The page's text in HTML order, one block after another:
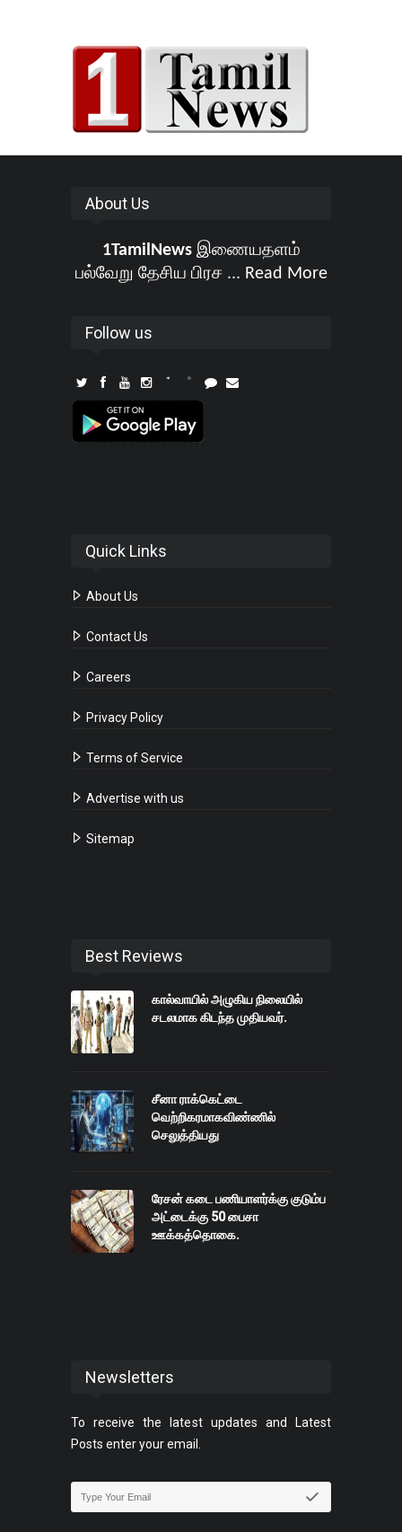
About Us
1TamilNewsஇணையதளம்
பல்வேறு தேசிய பிரச ... Read More
Follow us
Quick Links
About Us
Contact Us
Careers
Privacy Policy
Terms of Service
Advertise with us
Sitemap
Best Reviews
கால்வாயில் அழுகிய நிலையில்
சடலமாக கிடந்த முதியவர்.
சீனா ராக்கெட்டை
வெற்றிகரமாகவிண்ணில்
செலுத்தியது
ரேசன் கடை பணியாளர்க்கு குடும்ப
அட்டைக்கு 50 பைசா
ஊக்கத்தொகை.
Newsletters
To receive the latest updates and Latest
Posts enter your email.